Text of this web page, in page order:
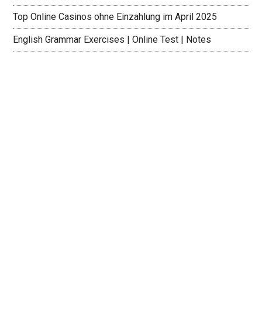
Top Online Casinos ohne Einzahlung im April 2025
English Grammar Exercises | Online Test | Notes